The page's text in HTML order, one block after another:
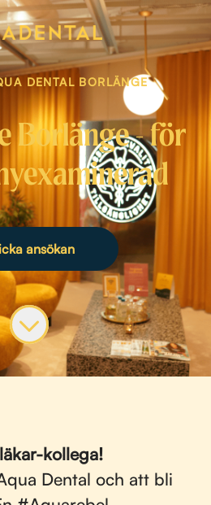
DENTAL BORLÄNGE
Borlänge - för
ansökan
kollega!
Dental och att bli